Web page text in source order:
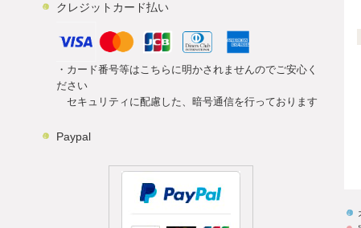
クレジットカード払い
・カード番号等はこちらに明かされませんのでご安心く
ださい
セキュリティに配慮した、暗号通信を行っております
Paypal